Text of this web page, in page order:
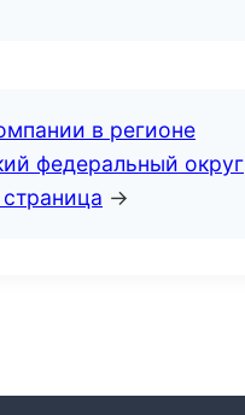
в регионе
федеральный округ
→